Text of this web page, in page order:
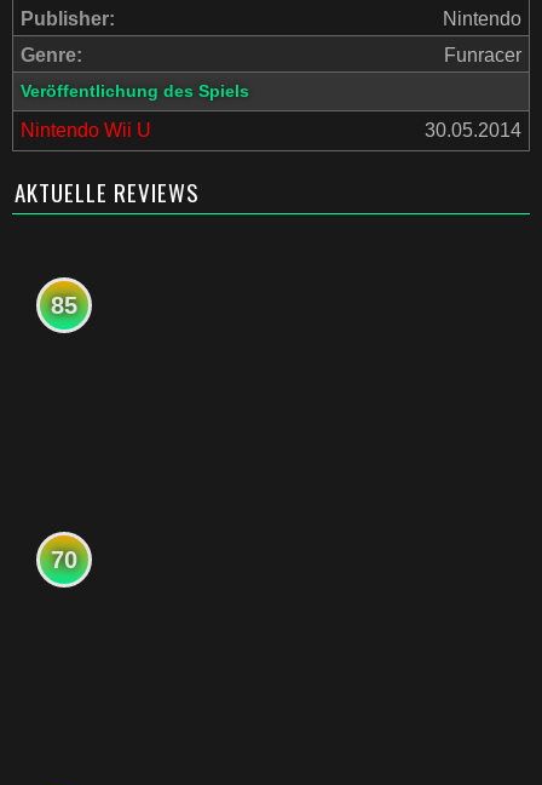
Publisher:
Nintendo
Genre:
Funracer
Veröffentlichung des Spiels
Nintendo Wii U 30.05.2014
AKTUELLE REVIEWS
85
70